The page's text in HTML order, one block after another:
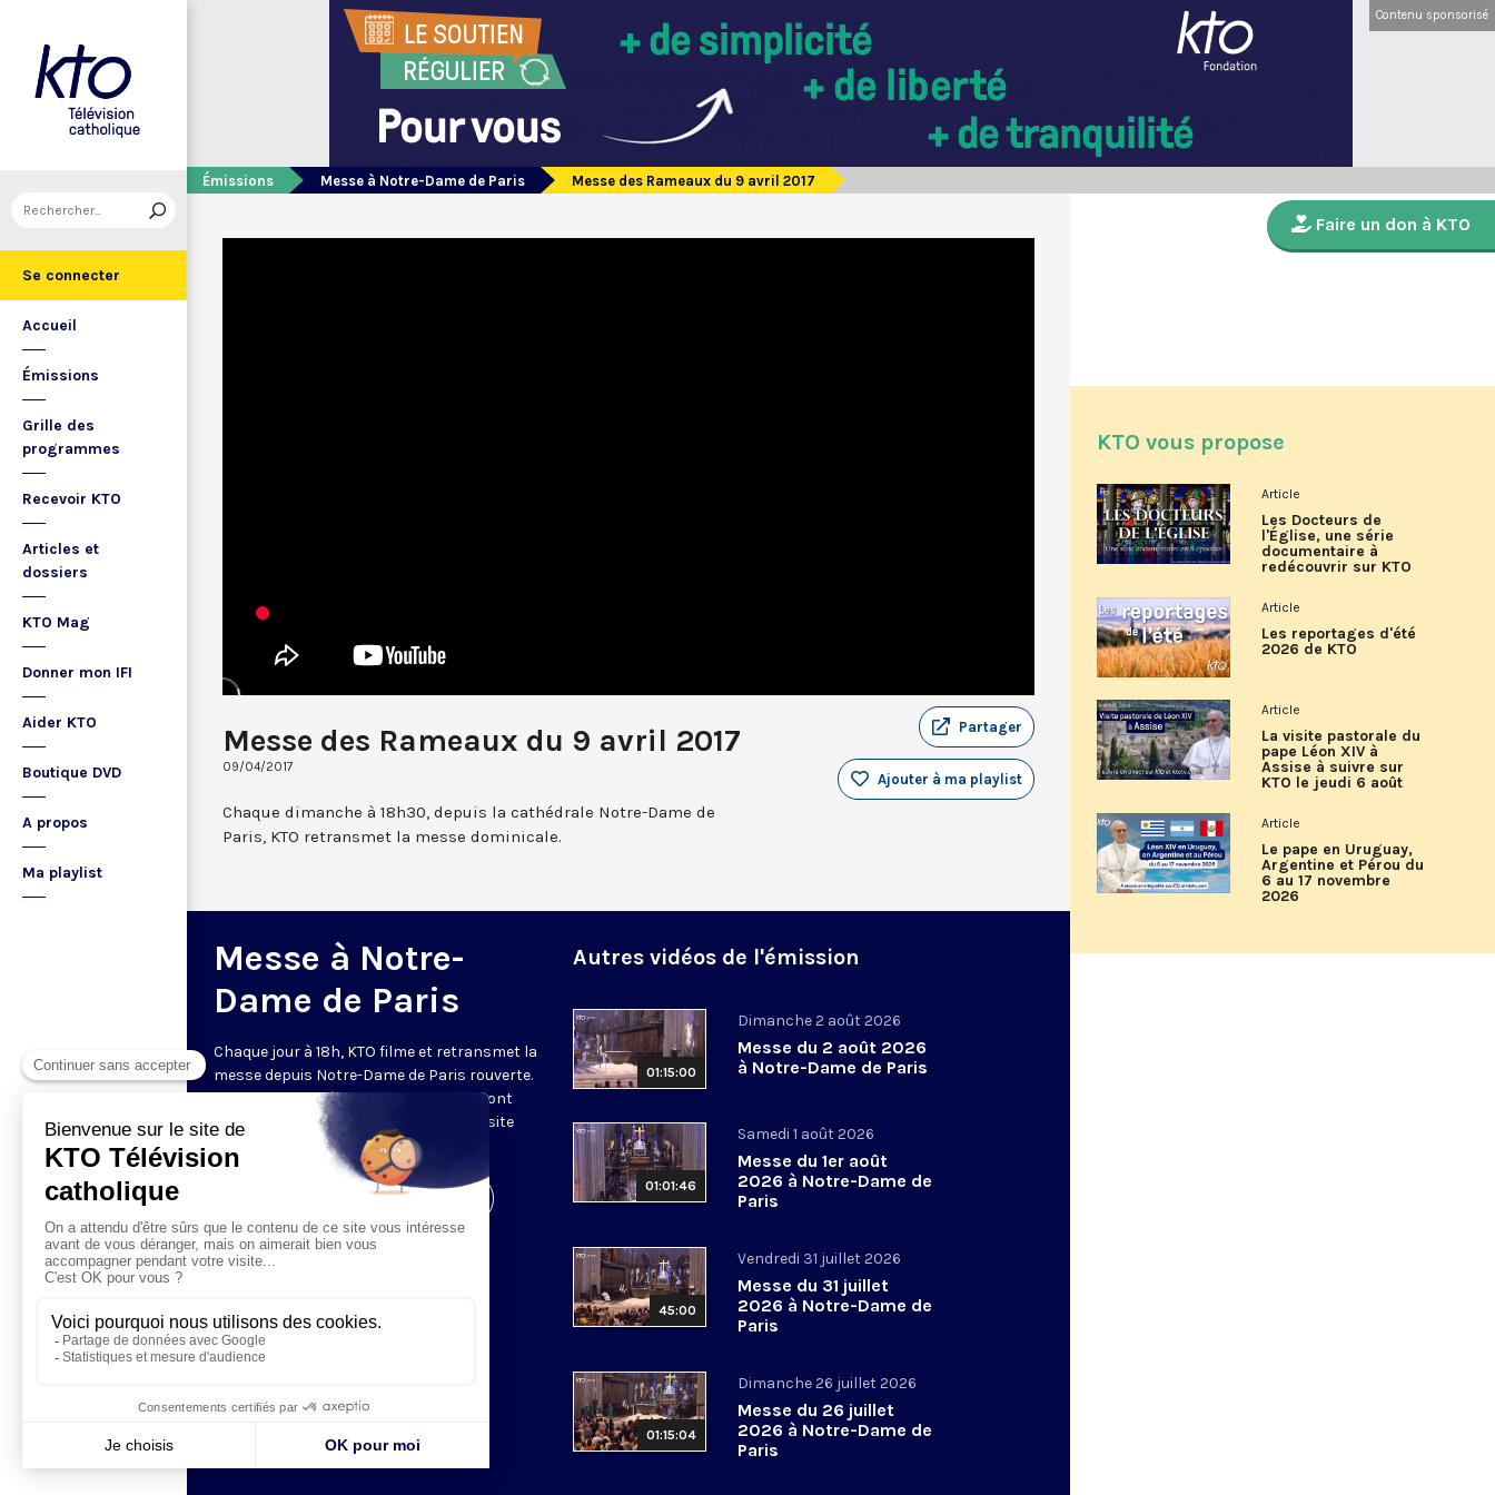
Se connecter
Accueil
Émissions
Grille des
programmes
Recevoir KTO
Articles et
dossiers
KTO Mag
Donner mon IFI
Aider KTO
Boutique DVD
A propos
Ma playlist
Contenu sponsorisé
Émissions Messe à Notre-Dame de Paris Messe des Rameaux du 9 avril 2017
Messe des Rameaux du 9 avril 2017
09/04/2017
Partager
Ajouter à ma playlist
Chaque dimanche à 18h30, depuis la cathédrale Notre-Dame de
Paris, KTO retransmet la messe dominicale.
Messe à Notre-
Dame de Paris
Chaque jour à 18h, KTO filme et retransmet la
messe depuis Notre-Dame de Paris rouverte.
Les textes des Vêpres et de la messe sont
presque toujours ceux qu’indiquent le site
Visiter la page de l'émission
Autres vidéos de l'émission
01:15:00
Dimanche 2 août 2026
Messe du 2 août 2026
à Notre-Dame de Paris
01:01:46
Samedi 1 août 2026
Messe du 1er août
2026 à Notre-Dame de
Paris
45:00
Vendredi 31 juillet 2026
Messe du 31 juillet
2026 à Notre-Dame de
Paris
01:15:04
Dimanche 26 juillet 2026
Messe du 26 juillet
2026 à Notre-Dame de
Paris
Faire un don à KTO
KTO vous propose
Article
Les Docteurs de
l'Église, une série
documentaire à
redécouvrir sur KTO
Article
Les reportages d'été
2026 de KTO
Article
La visite pastorale du
pape Léon XIV à
Assise à suivre sur
KTO le jeudi 6 août
Article
Le pape en Uruguay,
Argentine et Pérou du
6 au 17 novembre
2026